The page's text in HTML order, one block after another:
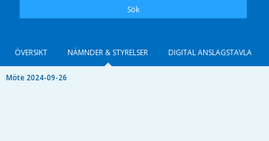
Sök
ÖVERSIKT NÄMNDER & STYRELSER DIGITAL ANSLAGSTAVLA
Möte 2024-09-26